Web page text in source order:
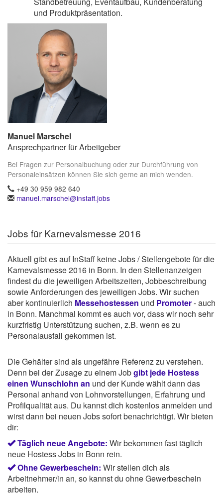
und Produktpräsentation.
Manuel Marschel
Ansprechpartner für Arbeitgeber
Bei Fragen zur Personalbuchung oder zur Durchführung von
Personaleinsätzen können Sie sich gerne an mich wenden.
+49 30 959 982 640
manuel.marschel@instaff.jobs
Jobs für Karnevalsmesse 2016
Aktuell gibt es auf InStaff keine Jobs / Stellengebote für die
Karnevalsmesse 2016 in Bonn. In den Stellenanzeigen
findest du die jeweiligen Arbeitszeiten, Jobbeschreibung
sowie Anforderungen des jeweiligen Jobs. Wir suchen
aber kontinuierlich Messehostessen und Promoter- auch
in Bonn. Manchmal kommt es auch vor, dass wir noch sehr
kurzfristig Unterstützung suchen, z.B. wenn es zu
Personalausfall gekommen ist.
Die Gehälter sind als ungefähre Referenz zu verstehen.
Denn bei der Zusage zu einem Jobgibt jede Hostess
einen Wunschlohn an und der Kunde wählt dann das
Personal anhand von Lohnvorstellungen, Erfahrung und
Profilqualität aus. Du kannst dich kostenlos anmelden und
wirst dann bei neuen Jobs sofort benachrichtigt. Wir bieten
dir:
Täglich neue Angebote: Wir bekommen fast täglich
neue Hostess Jobs in Bonn rein.
Ohne Gewerbeschein: Wir stellen dich als
Arbeitnehmer/in an, so kannst du ohne Gewerbeschein
arbeiten.